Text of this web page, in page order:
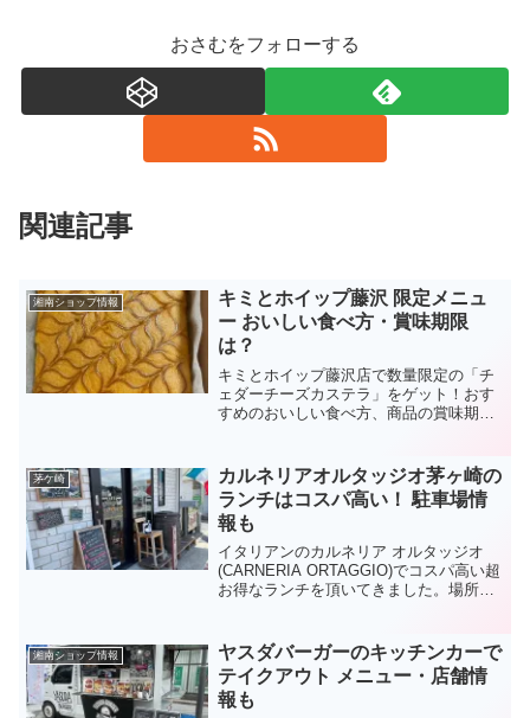
おさむをフォローする
関連記事
湘南ショップ情報
キミとホイップ藤沢 限定メニュ
ー おいしい食べ方・賞味期限
は？
キミとホイップ藤沢店で数量限定の「チ
ェダーチーズカステラ」をゲット！おす
すめのおいしい食べ方、商品の賞味期限
予定の商品もチェックしてきましたので
レポートします！！キミと...
茅ケ崎
カルネリアオルタッジオ茅ヶ崎の
ランチはコスパ高い！ 駐車場情
報も
イタリアンのカルネリア オルタッジオ
(CARNERIA ORTAGGIO)でコスパ高い超
お得なランチを頂いてきました。場所は
ブンイレブン茅ヶ崎出口町店がありま
す。【追...
湘南ショップ情報
ヤスダバーガーのキッチンカーで
テイクアウト メニュー・店舗情
報も